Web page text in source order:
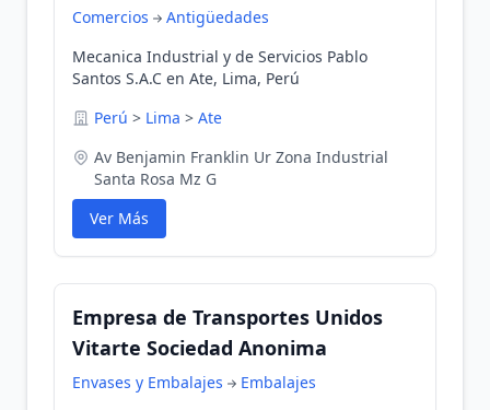
Comercios
Antigüedades
Mecanica Industrial y de Servicios Pablo
Santos S.A.C en Ate, Lima, Perú
Perú > Lima > Ate
Av Benjamin Franklin Ur Zona Industrial
Santa Rosa Mz G
Ver Más
Empresa de Transportes Unidos
Vitarte Sociedad Anonima
Envases y Embalajes
Embalajes